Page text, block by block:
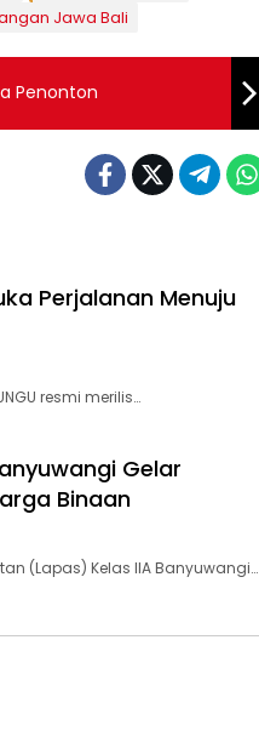
Jawa Bali
Penonton
Perjalanan Menuju
resmi merilis…
Gelar
Binaan
(Lapas) Kelas IIA Banyuwangi…